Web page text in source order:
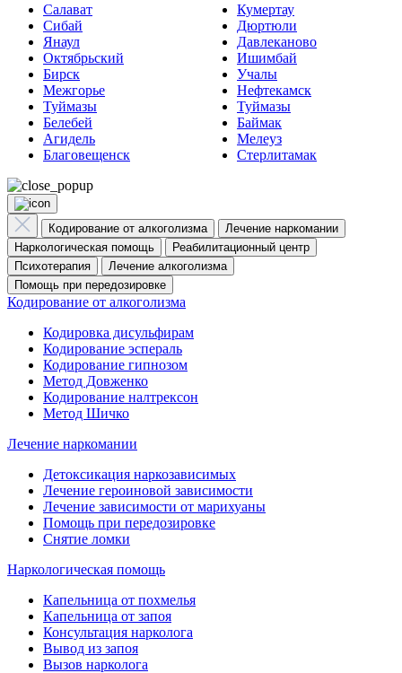
Салават
Кумертау
Сибай
Дюртюли
Янаул
Давлеканово
Октябрьский
Ишимбай
Бирск
Учалы
Межгорье
Нефтекамск
Туймазы
Туймазы
Белебей
Баймак
Агидель
Мелеуз
Благовещенск
Стерлитамак
Кодирование от алкоголизма
Лечение наркомании
Наркологическая помощь
Реабилитационный центр
Психотерапия
Лечение алкоголизма
Помощь при передозировке
Кодирование от алкоголизма
Кодировка дисульфирам
Кодирование эспераль
Кодирование гипнозом
Метод Довженко
Кодирование налтрексон
Метод Шичко
Лечение наркомании
Детоксикация наркозависимых
Лечение героиновой зависимости
Лечение зависимости от марихуаны
Помощь при передозировке
Снятие ломки
Наркологическая помощь
Капельница от похмелья
Капельница от запоя
Консультация нарколога
Вывод из запоя
Вызов нарколога